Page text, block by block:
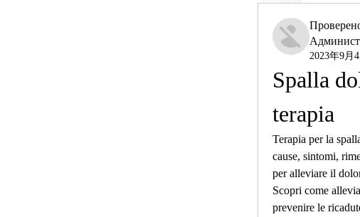
2023年9月4
Spalla
terapia
Terapia per la
cause, sintomi,
per alleviare il
Scopri come
prevenire le